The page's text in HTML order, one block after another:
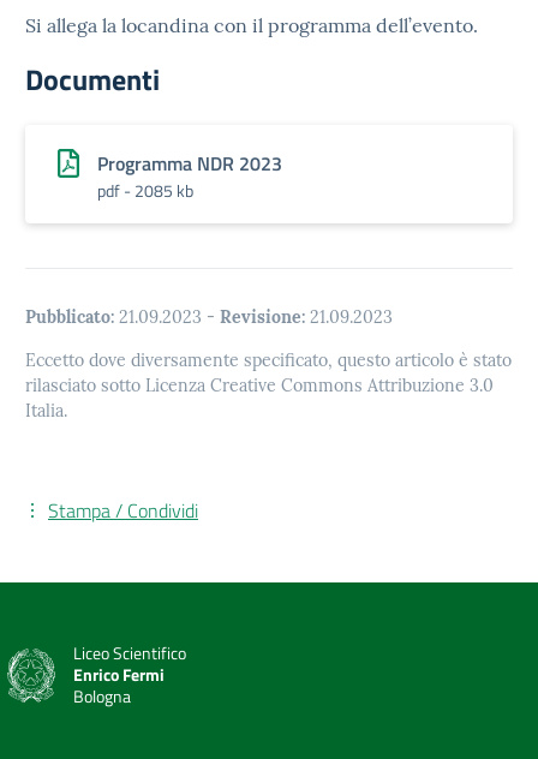
Si allega la locandina con il programma dell’evento.
Documenti
Programma NDR 2023
pdf - 2085 kb
Pubblicato: 21.09.2023 - Revisione: 21.09.2023
Eccetto dove diversamente specificato, questo articolo è stato
rilasciato sotto Licenza Creative Commons Attribuzione 3.0
Italia.
Stampa / Condividi
Liceo Scientifico
Enrico Fermi
Bologna